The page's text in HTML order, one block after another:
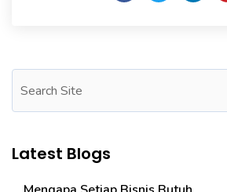
Latest Blogs